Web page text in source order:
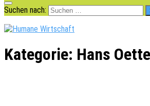
Suchen nach:
Kategorie: Hans Oette